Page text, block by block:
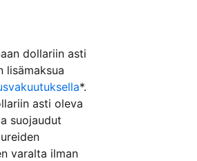
dollariin asti
lisämaksua
*.
asti oleva
suojaudut
varalta ilman